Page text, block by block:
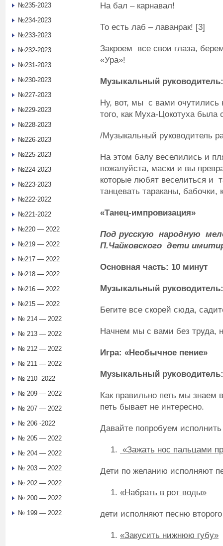
На бал – карнавал!
То есть лаб – лаванрак! [3]
Закроем все свои глаза,
«Ура»!
Музыкальный руководитель:
Ну, вот, мы с вами очутились
того, как Муха-Цокотуха была
/Музыкальный руководитель
На этом балу веселились и
пожалуйста, маски и вы
которые любят веселиться и
танцевать тараканы, бабочки,
«Танец-импровизация»
Под русскую народную
П.Чайковского дети
Основная часть: 10 минут
Музыкальный
Бегите все скорей сюда,
Начнем мы с вами без труда,
Игра: «Необычное пение»
Музыкальный руководитель:
Как правильно петь мы знаем
петь бывает не интересно.
Давайте попробуем
«Зажать нос пальцами
Дети по желанию исполняют
«Набрать в рот воды»
дети исполняют песню
«Закусить нижнюю губу»
№235-2023
№234-2023
№233-2023
№232-2023
№231-2023
№230-2023
№227-2023
№229-2023
№228-2023
№226-2023
№225-2023
№224-2023
№223-2023
№222-2022
№221-2022
№220 — 2022
№219 — 2022
№217 — 2022
№218 — 2022
№216 — 2022
№215 — 2022
№ 214 — 2022
№ 213 — 2022
№ 212 — 2022
№ 211 — 2022
№ 210 -2022
№ 209 — 2022
№ 207 — 2022
№ 206 -2022
№ 205 — 2022
№ 204 — 2022
№ 203 — 2022
№ 202 — 2022
№ 200 — 2022
№ 199 — 2022